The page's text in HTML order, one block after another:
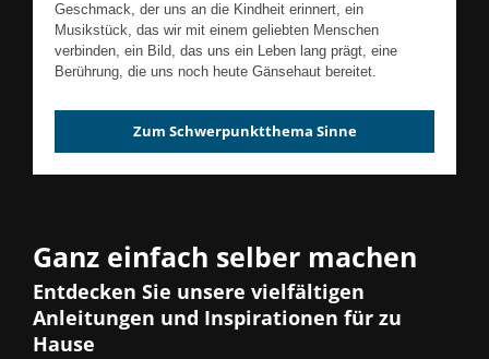
Geschmack, der uns an die Kindheit erinnert, ein
Musikstück, das wir mit einem geliebten Menschen
verbinden, ein Bild, das uns ein Leben lang prägt, eine
Berührung, die uns noch heute Gänsehaut bereitet.
Zum Schwerpunktthema Sinne
Ganz einfach selber machen
Entdecken Sie unsere vielfältigen
Anleitungen und Inspirationen für zu
Hause